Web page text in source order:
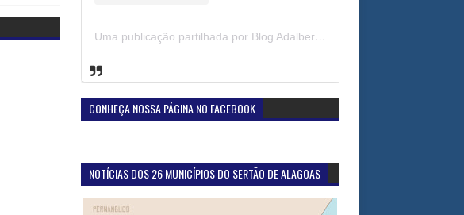
Uma publicação partilhada por Blog Adalberto Gomes Noticias (@blogadalbertogomesnoticiass)
CONHEÇA NOSSA PÁGINA NO FACEBOOK
NOTÍCIAS DOS 26 MUNICÍPIOS DO SERTÃO DE ALAGOAS